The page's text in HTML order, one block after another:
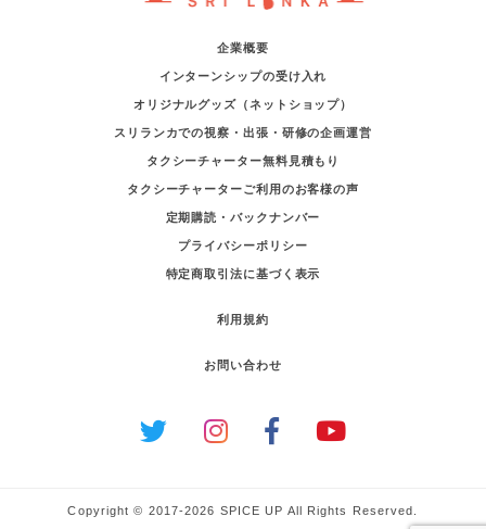
企業概要
インターンシップの受け入れ
オリジナルグッズ（ネットショップ）
スリランカでの視察・出張・研修の企画運営
タクシーチャーター無料見積もり
タクシーチャーターご利用のお客様の声
定期購読・バックナンバー
プライバシーポリシー
特定商取引法に基づく表示
利用規約
お問い合わせ
Copyright © 2017-2026 SPICE UP All Rights Reserved.